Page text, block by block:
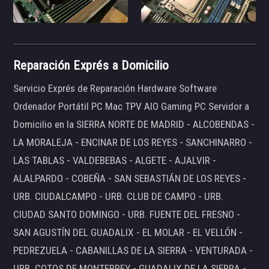
Reparación Exprés a Domicilio
Servicio Exprés de Reparación Hardware Software
Ordenador Portátil PC Mac TPV AIO Gaming PC Servidor a
Domicilio en la SIERRA NORTE DE MADRID - ALCOBENDAS -
LA MORALEJA - ENCINAR DE LOS REYES - SANCHINARRO -
LAS TABLAS - VALDEBEBAS - ALGETE - AJALVIR -
ALALPARDO - COBEÑA - SAN SEBASTIÁN DE LOS REYES -
URB. CIUDALCAMPO - URB. CLUB DE CAMPO - URB.
CIUDAD SANTO DOMINGO - URB. FUENTE DEL FRESNO -
SAN AGUSTÍN DEL GUADALIX - EL MOLAR - EL VELLÓN -
PEDREZUELA - CABANILLAS DE LA SIERRA - VENTURADA -